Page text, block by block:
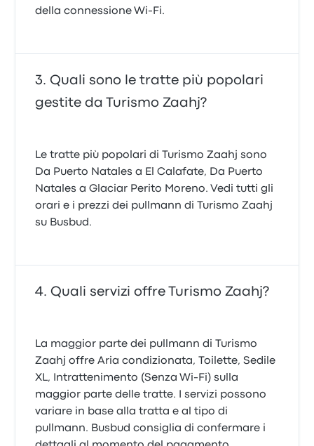
della connessione Wi‑Fi.
Quali sono le tratte più popolari
gestite da Turismo Zaahj?
Le tratte più popolari di Turismo Zaahj sono
Da Puerto Natales a El Calafate, Da Puerto
Natales a Glaciar Perito Moreno. Vedi tutti gli
orari e i prezzi dei pullmann di Turismo Zaahj
su Busbud.
Quali servizi offre Turismo Zaahj?
La maggior parte dei pullmann di Turismo
Zaahj offre Aria condizionata, Toilette, Sedile
XL, Intrattenimento (Senza Wi-Fi) sulla
maggior parte delle tratte. I servizi possono
variare in base alla tratta e al tipo di
pullmann. Busbud consiglia di confermare i